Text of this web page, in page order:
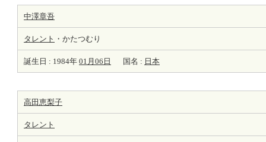
中澤章吾
タレント ・かたつむり
誕生日 : 1984年 01月06日 国名 : 日本
高田恵梨子
タレント